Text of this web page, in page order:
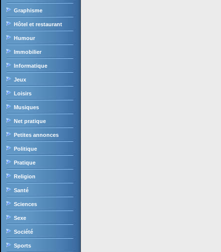
Graphisme
Hôtel et restaurant
Humour
Immobilier
Informatique
Jeux
Loisirs
Musiques
Net pratique
Petites annonces
Politique
Pratique
Religion
Santé
Sciences
Sexe
Société
Sports